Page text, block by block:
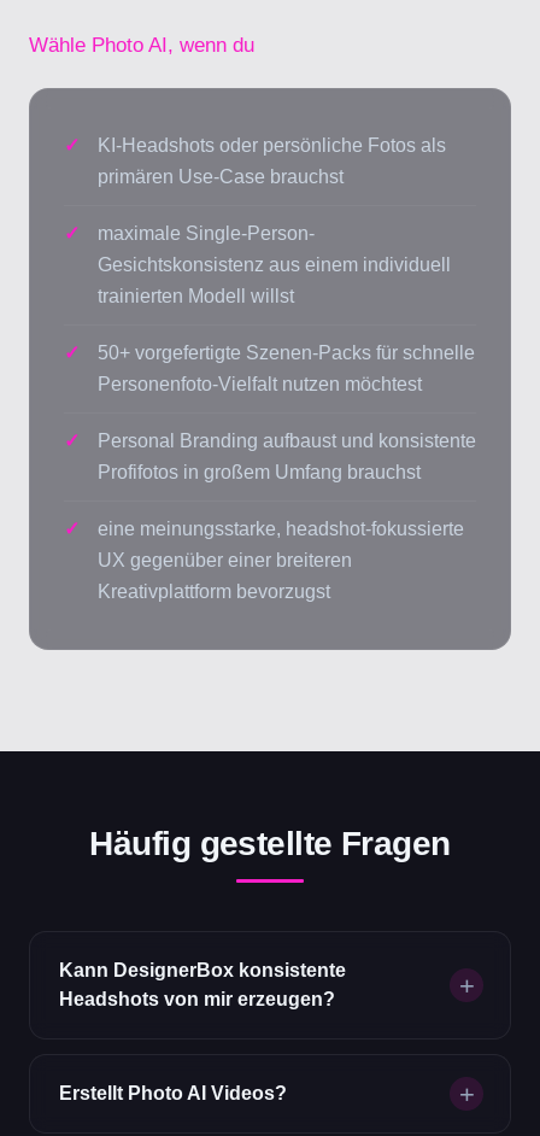
Wähle Photo AI, wenn du
KI-Headshots oder persönliche Fotos als
primären Use-Case brauchst
maximale Single-Person-
Gesichtskonsistenz aus einem individuell
trainierten Modell willst
50+ vorgefertigte Szenen-Packs für schnelle
Personenfoto-Vielfalt nutzen möchtest
Personal Branding aufbaust und konsistente
Profifotos in großem Umfang brauchst
eine meinungsstarke, headshot-fokussierte
UX gegenüber einer breiteren
Kreativplattform bevorzugst
Häufig gestellte Fragen
Kann DesignerBox konsistente
Headshots von mir erzeugen?
Erstellt Photo AI Videos?